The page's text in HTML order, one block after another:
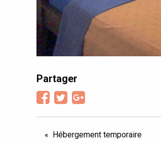
Partager
NAVIGATION
Hébergement temporaire